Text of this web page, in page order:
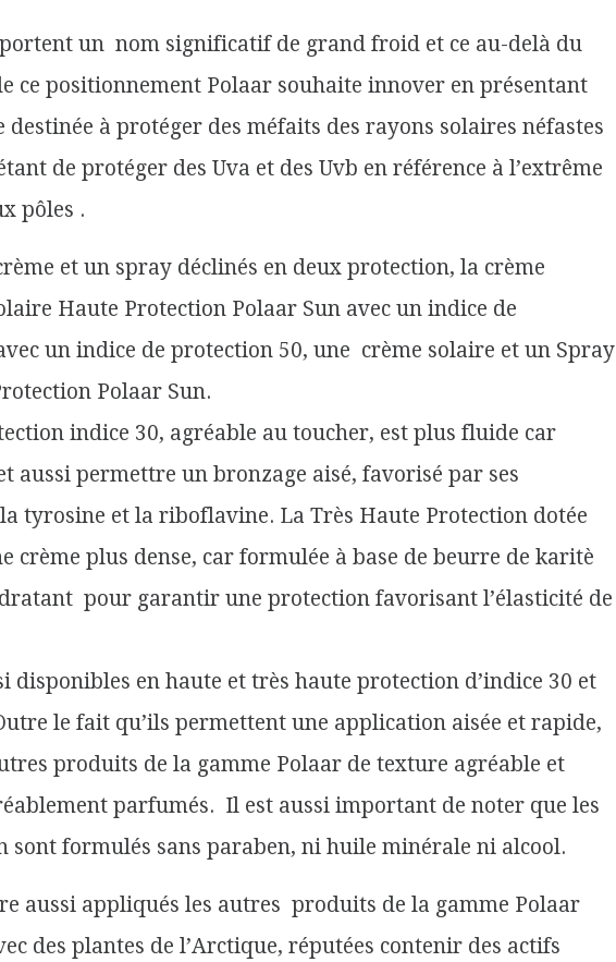
un nom significatif de grand froid et ce au-delà du
ce positionnement Polaar souhaite innover en présentant
destinée à protéger des méfaits des rayons solaires néfastes
de protéger des Uva et des Uvb en référence à l’extrême
pôles .
et un spray déclinés en deux protection, la crème
Haute Protection Polaar Sun avec un indice de
un indice de protection 50, une crème solaire et un Spray
Polaar Sun.
indice 30, agréable au toucher, est plus fluide car
aussi permettre un bronzage aisé, favorisé par ses
tyrosine et la riboflavine. La Très Haute Protection dotée
crème plus dense, car formulée à base de beurre de karitè
pour garantir une protection favorisant l’élasticité de
disponibles en haute et très haute protection d’indice 30 et
le fait qu’ils permettent une application aisée et rapide,
produits de la gamme Polaar de texture agréable et
parfumés. Il est aussi important de noter que les
sont formulés sans paraben, ni huile minérale ni alcool.
aussi appliqués les autres produits de la gamme Polaar
des plantes de l’Arctique, réputées contenir des actifs